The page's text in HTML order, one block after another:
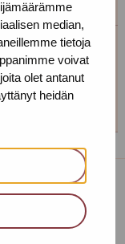
median,
tietoja
voivat
olet antanut
heidän